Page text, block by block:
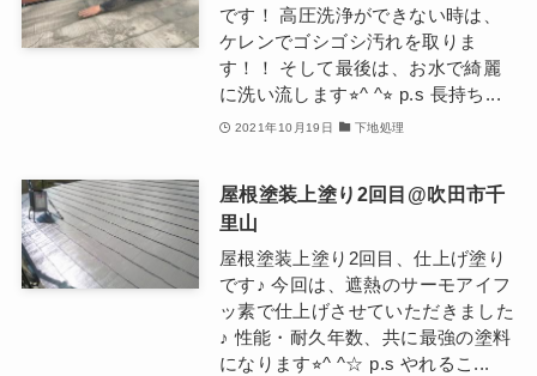
です！ 高圧洗浄ができない時は、
ケレンでゴシゴシ汚れを取りま
す！！ そして最後は、お水で綺麗
に洗い流します⭐︎^ ^⭐︎ p.s 長持ち...
2021年10月19日 下地処理
屋根塗装上塗り2回目@吹田市千
里山
屋根塗装上塗り2回目、仕上げ塗り
です♪ 今回は、遮熱のサーモアイフ
ッ素で仕上げさせていただきました
♪ 性能・耐久年数、共に最強の塗料
になります⭐︎^ ^☆ p.s やれるこ...